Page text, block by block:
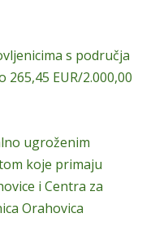
s područja
EUR/2.000,00
ugroženim
koje primaju
i Centra za
Orahovica